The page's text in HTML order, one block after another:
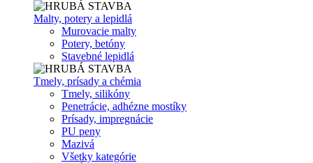
Malty, potery a lepidlá
Murovacie malty
Potery, betóny
Stavebné lepidlá
Tmely, prísady a chémia
Tmely, silikóny
Penetrácie, adhézne mostíky
Prísady, impregnácie
PU peny
Mazivá
Všetky kategórie